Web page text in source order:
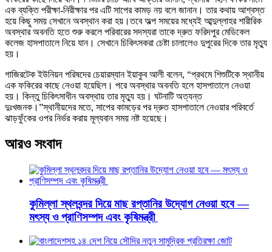
এক ব্যক্তি পরীক্ষা-নিরীক্ষার পর এটি সাপের কামড় নয় বলে জানান। তার কথায় আশ্বস্ত
হয়ে কিছু সময় সেখানে অবস্থান করা হয়।তবে অল্প সময়ের মধ্যেই আব্দুল্লাহর শারীরিক
অবস্থার অবনতি হতে শুরু করলে পরিবারের সদস্যরা তাকে দ্রুত ফরিদপুর মেডিকেল
কলেজ হাসপাতালে নিয়ে যান। সেখানে চিকিৎসকরা চেষ্টা চালালেও দুপুরের দিকে তার মৃত্যু
হয়।
গাজিরটেক ইউনিয়ন পরিষদের চেয়ারম্যান ইয়াকুব আলী বলেন, “প্রথমে শিশুটিকে স্থানীয়
এক ফকিরের কাছে নেওয়া হয়েছিল। পরে অবস্থার অবনতি হলে হাসপাতালে নেওয়া
হয়। কিন্তু চিকিৎসাধীন অবস্থায় তার মৃত্যু হয়। ঘটনাটি অত্যন্ত
দুঃখজনক।”স্থানীয়দের মতে, সাপের কামড়ের পর দ্রুত হাসপাতালে নেওয়ার পরিবর্তে
ঝাড়ফুঁকের ওপর নির্ভর করায় মূল্যবান সময় নষ্ট হয়েছে।
আরও সংবাদ
কুমিল্লা স্থলবন্দর দিয়ে মাছ রপ্তানির উদ্যোগ নেওয়া হবে —
মৎস্য ও প্রাণিসম্পদ এবং কৃষিমন্ত্রী